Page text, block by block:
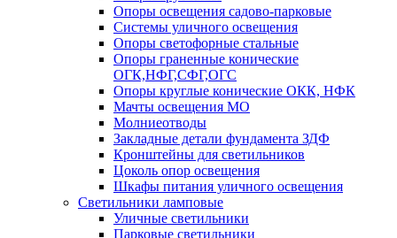
Опоры освещения садово-парковые
Системы уличного освещения
Опоры светофорные стальные
Опоры граненные конические
ОГК,НФГ,СФГ,ОГС
Опоры круглые конические ОКК, НФК
Мачты освещения МО
Молниеотводы
Закладные детали фундамента ЗДФ
Кронштейны для светильников
Цоколь опор освещения
Шкафы питания уличного освещения
Светильники ламповые
Уличные светильники
Парковые светильники